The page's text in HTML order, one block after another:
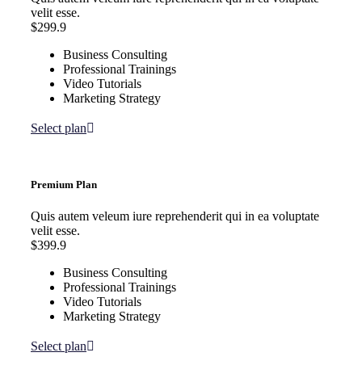
velit esse.
$299.9
Business Consulting
Professional Trainings
Video Tutorials
Marketing Strategy
Select plan
Premium Plan
Quis autem veleum iure reprehenderit qui in ea voluptate
velit esse.
$399.9
Business Consulting
Professional Trainings
Video Tutorials
Marketing Strategy
Select plan